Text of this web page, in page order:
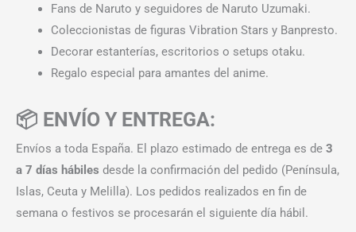
Fans de Naruto y seguidores de Naruto Uzumaki.
Coleccionistas de figuras Vibration Stars y Banpresto.
Decorar estanterías, escritorios o setups otaku.
Regalo especial para amantes del anime.
📦 ENVÍO Y ENTREGA:
Envíos a toda España. El plazo estimado de entrega es de 3
a 7 días hábiles desde la confirmación del pedido (Península,
Islas, Ceuta y Melilla). Los pedidos realizados en fin de
semana o festivos se procesarán el siguiente día hábil.